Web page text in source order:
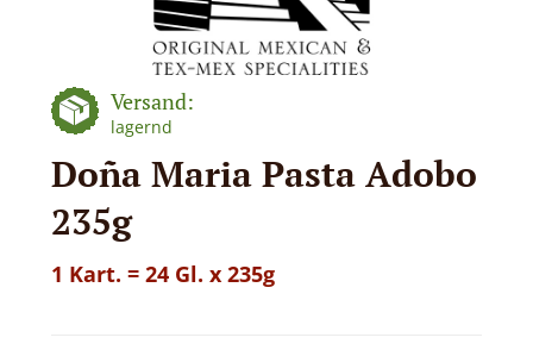
Versand:
lagernd
Doña Maria Pasta Adobo
235g
1 Kart. = 24 Gl. x 235g